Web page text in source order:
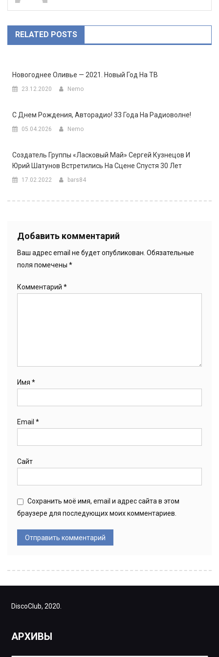
RELATED POSTS
Новогоднее Оливье — 2021. Новый Год На ТВ
23.12.2020 Nemo
С Днем Рождения, Авторадио! 33 Года На Радиоволне!
05.04.2026 Nemo
Создатель Группы «Ласковый Май» Сергей Кузнецов И
Юрий Шатунов Встретились На Сцене Спустя 30 Лет
17.02.2022 bars84
Добавить комментарий
Ваш адрес email не будет опубликован. Обязательные
поля помечены *
Комментарий *
Имя *
Email *
Сайт
Сохранить моё имя, email и адрес сайта в этом
браузере для последующих моих комментариев.
DiscoClub, 2020.
АРХИВЫ